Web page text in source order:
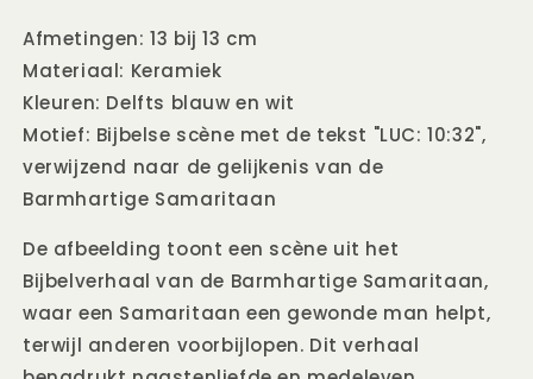
Afmetingen: 13 bij 13 cm
Materiaal: Keramiek
Kleuren: Delfts blauw en wit
Motief: Bijbelse scène met de tekst "LUC: 10:32",
verwijzend naar de gelijkenis van de
Barmhartige Samaritaan
De afbeelding toont een scène uit het
Bijbelverhaal van de Barmhartige Samaritaan,
waar een Samaritaan een gewonde man helpt,
terwijl anderen voorbijlopen. Dit verhaal